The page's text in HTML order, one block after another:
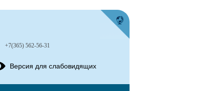
+7(365) 562-56-31
Версия для слабовидящих